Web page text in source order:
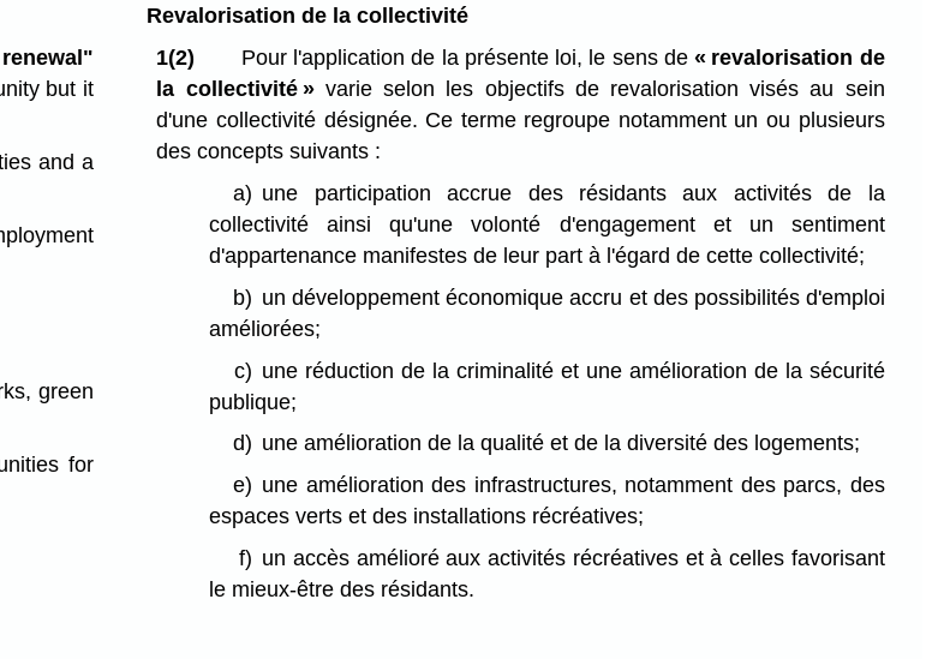
but it
and a
green
for
Revalorisation de la collectivité
1(2)
Pour l'application de la présente loi, le sens de« revalorisation de
la collectivité »varie selon les objectifs de revalorisation visés au sein
d'une collectivité désignée. Ce terme regroupe notamment un ou plusieurs
des concepts suivants :
a) une participation accrue des résidants aux activités de la
collectivité ainsi qu'une volonté d'engagement et un sentiment
d'appartenance manifestes de leur part à l'égard de cette collectivité;
b) un développement économique accru et des possibilités d'emploi
améliorées;
c) une réduction de la criminalité et une amélioration de la sécurité
publique;
d) une amélioration de la qualité et de la diversité des logements;
e) une amélioration des infrastructures, notamment des parcs, des
espaces verts et des installations récréatives;
f) un accès amélioré aux activités récréatives et à celles favorisant
le mieux-être des résidants.